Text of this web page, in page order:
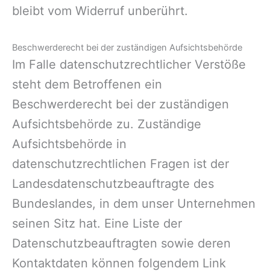
bleibt vom Widerruf unberührt.
Beschwerderecht bei der zuständigen Aufsichtsbehörde
Im Falle datenschutzrechtlicher Verstöße
steht dem Betroffenen ein
Beschwerderecht bei der zuständigen
Aufsichtsbehörde zu. Zuständige
Aufsichtsbehörde in
datenschutzrechtlichen Fragen ist der
Landesdatenschutzbeauftragte des
Bundeslandes, in dem unser Unternehmen
seinen Sitz hat. Eine Liste der
Datenschutzbeauftragten sowie deren
Kontaktdaten können folgendem Link